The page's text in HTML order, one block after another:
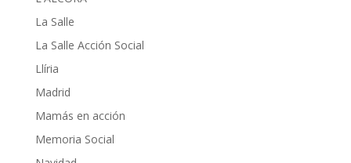
La Salle
La Salle Acción Social
Llíria
Madrid
Mamás en acción
Memoria Social